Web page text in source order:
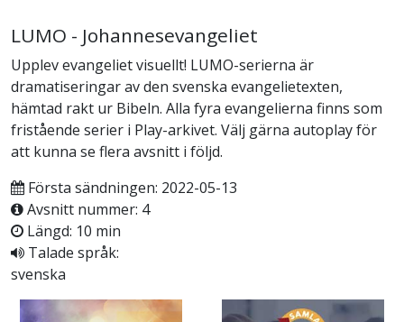
LUMO - Johannesevangeliet
Upplev evangeliet visuellt! LUMO-serierna är
dramatiseringar av den svenska evangelietexten,
hämtad rakt ur Bibeln. Alla fyra evangelierna finns som
fristående serier i Play-arkivet. Välj gärna autoplay för
att kunna se flera avsnitt i följd.
Första sändningen: 2022-05-13
Avsnitt nummer: 4
Längd: 10 min
Talade språk:
svenska